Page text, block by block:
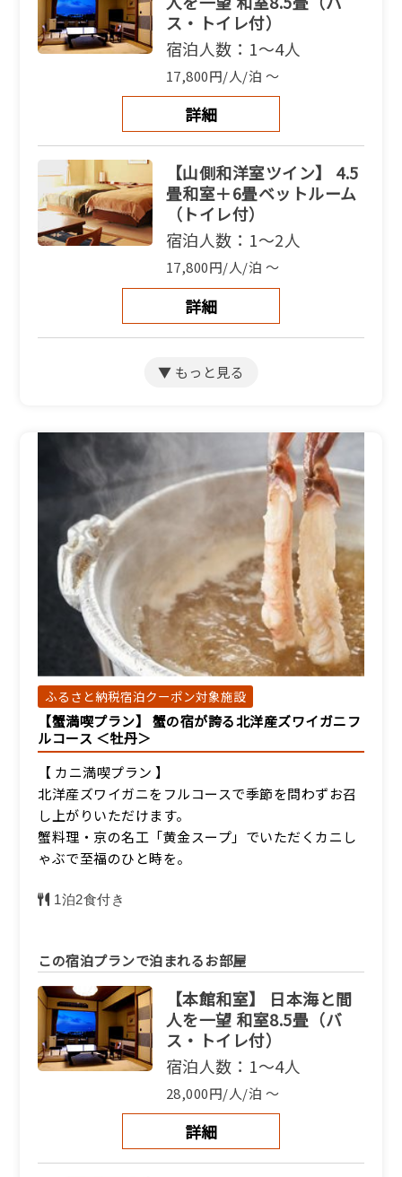
ス・トイレ付）
宿泊人数：1～4人
17,800円/人/泊 ～
詳細
【山側和洋室ツイン】 4.5
畳和室＋6畳ベットルーム
（トイレ付）
宿泊人数：1～2人
17,800円/人/泊 ～
詳細
【別館和洋室】和室9畳＋
洋室4.5畳（バス・トイレ
宿泊人数：2～5人
17,800円/人/泊 ～
【別館和室】海側和室7.5
畳（トイレ付）
宿泊人数：1～4人
17,800円/人/泊 ～
詳細
【別館和室】眺望無し和
室7.5畳（トイレ付）
17,800円/人/泊 ～
詳細
ふるさと納税宿泊クーポン対象施設
【蟹満喫プラン】 蟹の宿が誇る北洋産ズワイガニフ
ルコース ＜牡丹＞
【 カニ満喫プラン 】
北洋産ズワイガニをフルコースで季節を問わずお召
し上がりいただけます。
蟹料理・京の名工「黄金スープ」でいただくカニし
ゃぶで至福のひと時を。
1泊2食付き
この宿泊プランで泊まれるお部屋
【本館和室】 日本海と間
人を一望 和室8.5畳（バ
ス・トイレ付）
宿泊人数：1～4人
28,000円/人/泊 ～
詳細